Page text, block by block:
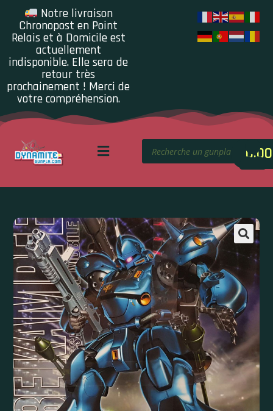
Notre livraison
Chronopost en Point
Relais et à Domicile est
actuellement
indisponible. Elle sera de
retour très
prochainement ! Merci de
votre compréhension.
0.00